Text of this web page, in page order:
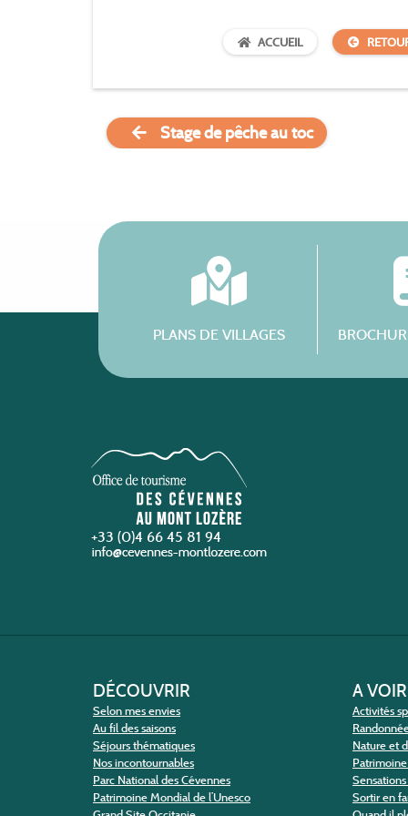
ACCUEIL
Stage de pêche au toc
PLANS DE VILLAGES
+33 (0)4 66 45 81 94
DÉCOUVRIR
Selon mes envies
Au fil des saisons
Séjours thématiques
Nos incontournables
Parc National des Cévennes
Patrimoine Mondial de l’Unesco
A
Activités
Nature et
Sortir en